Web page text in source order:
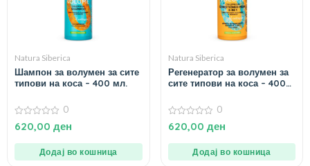
Natura Siberica
Шампон за волумен за сите
типови на коса – 400 мл.
0
од
0
620,00 ден
Додај во кошница
Natura Siberica
Регенератор за волумен за
сите типови на коса – 400
0
од
0
620,00 ден
Додај во кошница